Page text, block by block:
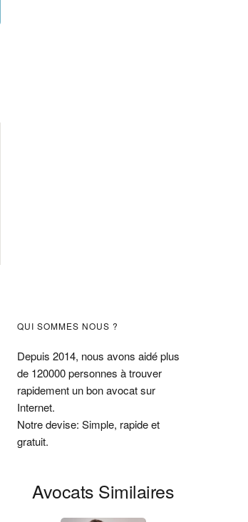
Barre
latérale
principale
QUI SOMMES NOUS ?
Depuis 2014, nous avons aidé plus
de 120000 personnes à trouver
rapidement un bon avocat sur
Internet.
Notre devise: Simple, rapide et
gratuit.
Avocats Similaires